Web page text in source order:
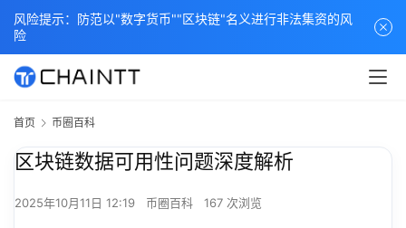
首页 币圈百科
区块链数据可用性问题深度解析
2025年10月11日 12:19 币圈百科 167 次浏览
风险提示：防范以"数字货币""区块链"名义进行非法集资的风
险